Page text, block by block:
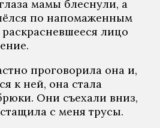
мамы блеснули, а
по напомаженным
лицо
проговорила она и,
к ней, она стала
Они съехали вниз,
с меня трусы.